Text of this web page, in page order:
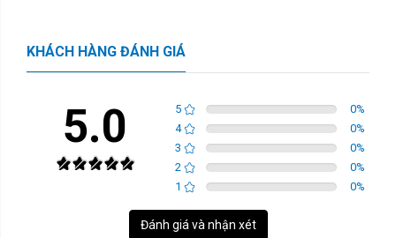
KHÁCH HÀNG ĐÁNH GIÁ
5.0 5 0%
4
0%
3
0%
2
0%
1
0%
Đánh giá và nhận xét